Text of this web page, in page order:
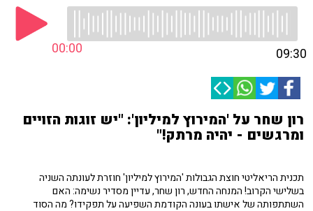
00:00 09:30
רון שחר על 'המירוץ למיליון': "יש זוגות הזויים
ומרגשים - יהיה מרתק!"
תכנית הריאליטי חוצת הגבולות 'המירוץ למיליון' חוזרת לעונתה השניה
בשלישי הקרוב! המנחה החדש, רון שחר, עדיין מסדיר נשימה: האם
השתתפותה של אישתו בעונה הקודמת השפיעה על תפקידו? מה הסוד